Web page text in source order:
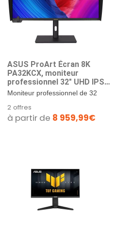
ASUS ProArt Écran 8K
PA32KCX, moniteur
professionnel 32" UHD IPS
(7680 x 4320), 60 Hz, 5 ms
(GTG), Coloré intégré, Auto
Calibration, Dolby Vision, 97
% DCI-P3, Support
Ergonomique, Noir
Moniteur professionnel de 32
avec panneau IPS grand angle de
178°, adopte un...
2 offres
à partir de 8 959,99€